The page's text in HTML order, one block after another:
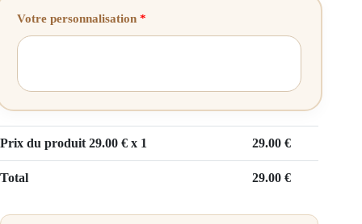
Votre personnalisation *
Prix du produit29.00 € x 1 29.00 €
Total 29.00 €